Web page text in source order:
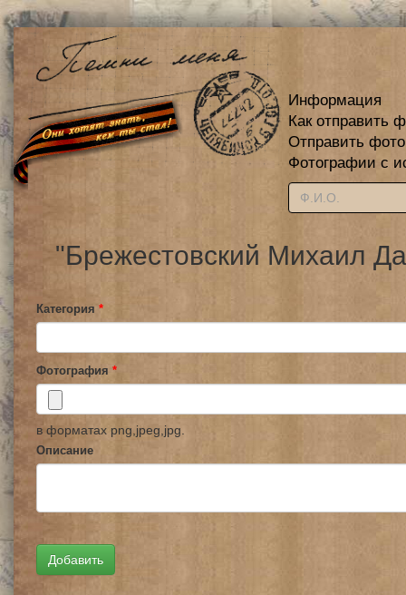
Информация
Как отправить
Отправить
Фотографии с
"Брежестовский Михаил
Категория *
Фотография *
в форматах png,jpeg,jpg.
Описание